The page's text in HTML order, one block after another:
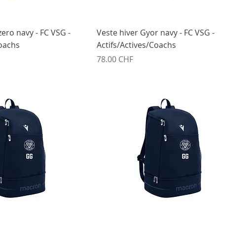
navy - FC VSG -
Veste hiver Gyor navy - FC VSG -
Actifs/Actives/Coachs
Prix
78.00 CHF